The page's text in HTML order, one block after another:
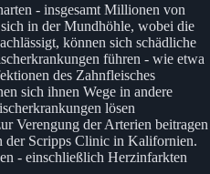
- insgesamt Millionen von
in der Mundhöhle, wobei die
können sich schädliche
führen - wie etwa
des Zahnfleisches
sich ihnen Wege in andere
lösen
Verengung der Arterien beitragen
der Scripps Clinic in Kalifornien.
- einschließlich Herzinfarkten